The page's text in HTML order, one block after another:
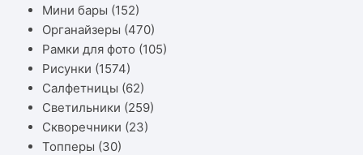
Мини бары (152)
Органайзеры (470)
Рамки для фото (105)
Рисунки (1574)
Салфетницы (62)
Светильники (259)
Скворечники (23)
Топперы (30)